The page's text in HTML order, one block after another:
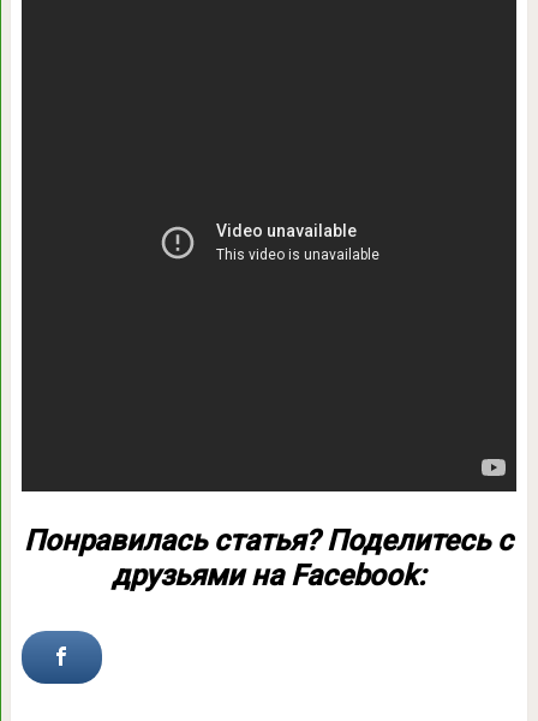
Понравилась статья? Поделитесь с
друзьями на Facebook: